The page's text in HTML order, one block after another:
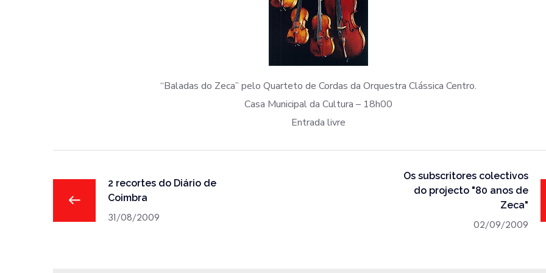
“Baladas do Zeca” pelo Quarteto de Cordas da Orquestra Clássica Centro.
Casa Municipal da Cultura – 18h00
Entrada livre
2 recortes do Diário de
Coimbra
31/08/2009
Os subscritores colectivos
do projecto "80 anos de
Zeca"
02/09/2009